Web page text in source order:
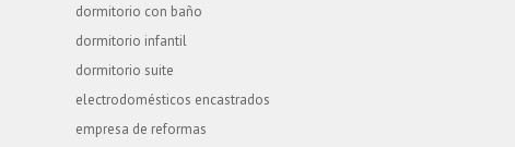
dormitorio con baño
dormitorio infantil
dormitorio suite
electrodomésticos encastrados
empresa de reformas